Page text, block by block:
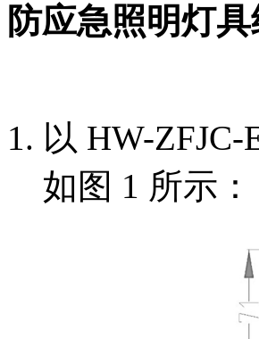
防应急照明灯
以 HW-
如图 1 所示：